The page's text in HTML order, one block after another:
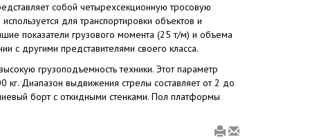
собой четырехсекционную тросовую
для транспортировки объектов и
показатели грузового момента (25 т/м) и объема
с другими представителями своего класса.
грузоподъемность техники. Этот параметр
кг. Диапазон выдвижения стрелы составляет от 2 до
борт с откидными стенками. Пол платформы